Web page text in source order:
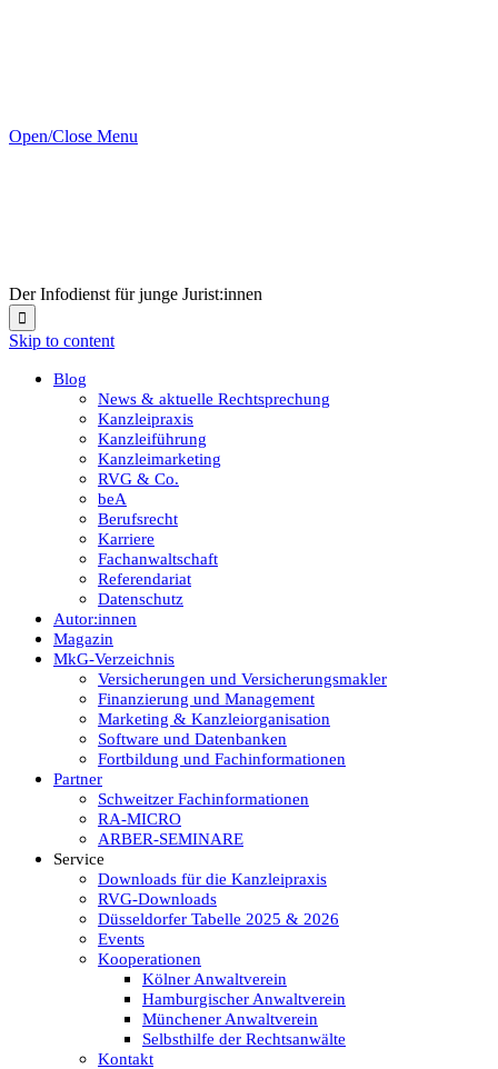
Open/Close Menu
Der Infodienst für junge Jurist:innen

Skip to content
Blog
News & aktuelle Rechtsprechung
Kanzleipraxis
Kanzleiführung
Kanzleimarketing
RVG & Co.
beA
Berufsrecht
Karriere
Fachanwaltschaft
Referendariat
Datenschutz
Autor:innen
Magazin
MkG-Verzeichnis
Versicherungen und Versicherungsmakler
Finanzierung und Management
Marketing & Kanzleiorganisation
Software und Datenbanken
Fortbildung und Fachinformationen
Partner
Schweitzer Fachinformationen
RA-MICRO
ARBER-SEMINARE
Service
Downloads für die Kanzleipraxis
RVG-Downloads
Düsseldorfer Tabelle 2025 & 2026
Events
Kooperationen
Kölner Anwaltverein
Hamburgischer Anwaltverein
Münchener Anwaltverein
Selbsthilfe der Rechtsanwälte
Kontakt